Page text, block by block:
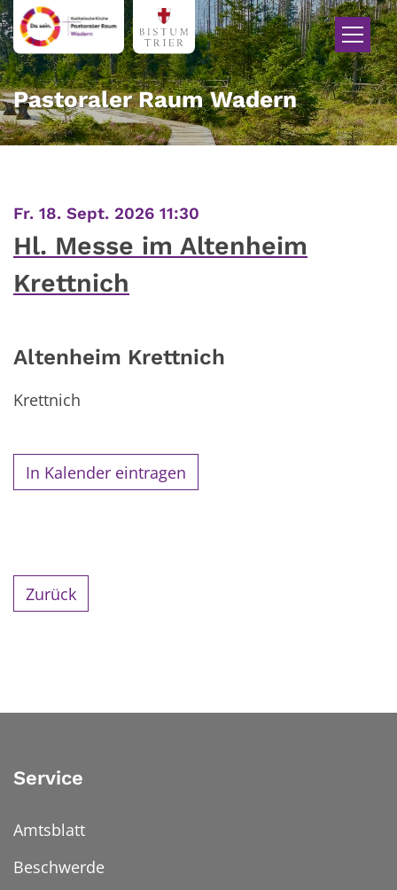
Zum Inhalt springen
Pastoraler Raum Wadern
Fr. 18. Sept. 2026 11:30
Hl. Messe im Altenheim
Krettnich
Altenheim Krettnich
Krettnich
In Kalender eintragen
Zurück
Service
Amtsblatt
Beschwerde